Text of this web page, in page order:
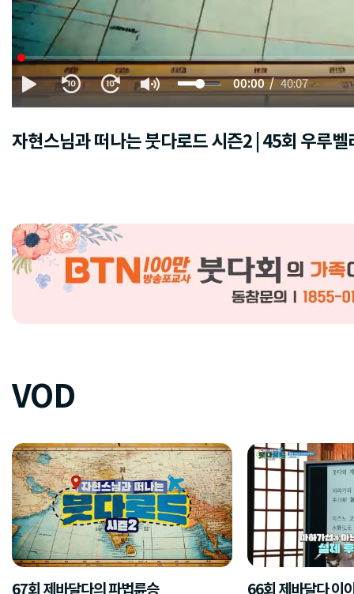
00:00 40:07
자현스님과 떠나는 붓다로드 시즌2 | 45회 우루